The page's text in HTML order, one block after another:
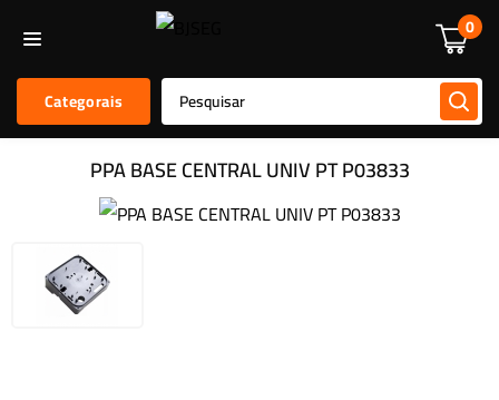
0
Categorais
Alarmes E Sensores
PPA BASE CENTRAL UNIV PT P03833